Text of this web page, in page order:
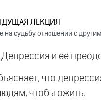
ЛЕКЦИЯ
на судьбу отношений с
Депрессия и ее
что
чтобы ожить.